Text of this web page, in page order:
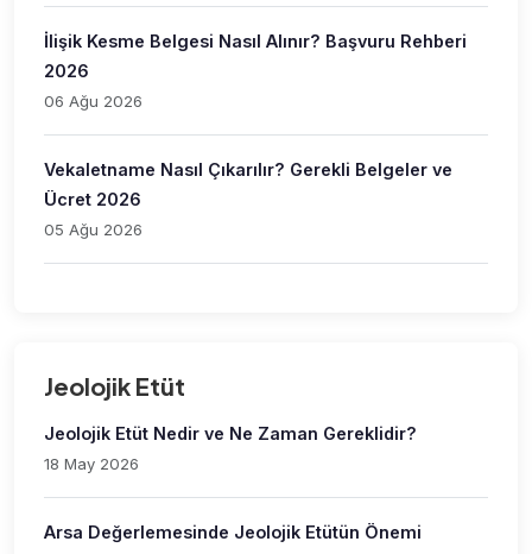
İlişik Kesme Belgesi Nasıl Alınır? Başvuru Rehberi
2026
06 Ağu 2026
Vekaletname Nasıl Çıkarılır? Gerekli Belgeler ve
Ücret 2026
05 Ağu 2026
Jeolojik Etüt
Jeolojik Etüt Nedir ve Ne Zaman Gereklidir?
18 May 2026
Arsa Değerlemesinde Jeolojik Etütün Önemi